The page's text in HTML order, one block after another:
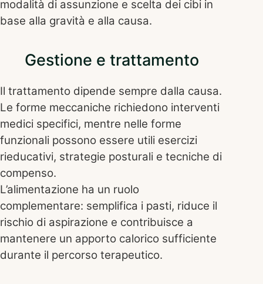
modalità di assunzione e scelta dei cibi in
base alla gravità e alla causa.
Gestione e trattamento
Il trattamento dipende sempre dalla causa.
Le forme meccaniche richiedono interventi
medici specifici, mentre nelle forme
funzionali possono essere utili esercizi
rieducativi, strategie posturali e tecniche di
compenso.
L’alimentazione ha un ruolo
complementare: semplifica i pasti, riduce il
rischio di aspirazione e contribuisce a
mantenere un apporto calorico sufficiente
durante il percorso terapeutico.